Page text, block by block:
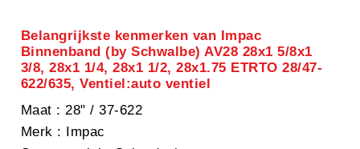
Belangrijkste kenmerken van Impac
Binnenband (by Schwalbe) AV28 28x1 5/8x1
3/8, 28x1 1/4, 28x1 1/2, 28x1.75 ETRTO 28/47-
622/635, Ventiel:auto ventiel
Maat : 28" / 37-622
Merk : Impac